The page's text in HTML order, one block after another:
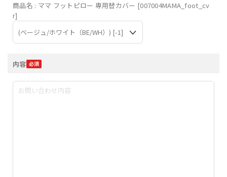
商品名 : ママ フットピロー 専用替カバー [007004MAMA_foot_cv
r]
内容